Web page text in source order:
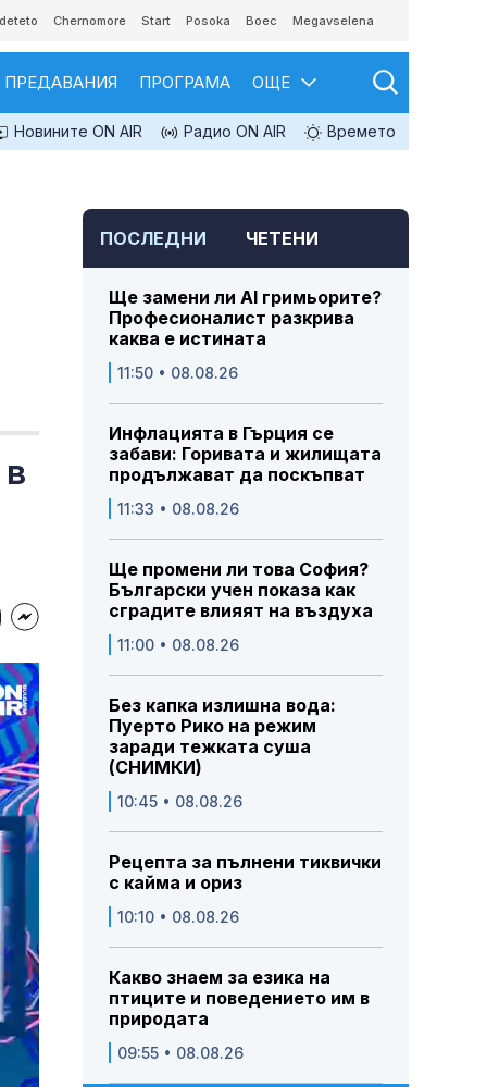
Chernomore Start Posoka Boec Megavselena
ПРЕДАВАНИЯ ПРОГРАМА ОЩЕ
Новините ON AIR Радио ON AIR Времето
ПОСЛЕДНИ ЧЕТЕНИ
Ще замени ли AI гримьорите?
Професионалист разкрива
каква е истината
11:50 • 08.08.26
Инфлацията в Гърция се
забави: Горивата и жилищата
продължават да поскъпват
11:33 • 08.08.26
Ще промени ли това София?
Български учен показа как
сградите влияят на въздуха
11:00 • 08.08.26
Без капка излишна вода:
Пуерто Рико на режим
заради тежката суша
(СНИМКИ)
10:45 • 08.08.26
Рецепта за пълнени тиквички
с кайма и ориз
10:10 • 08.08.26
Какво знаем за езика на
птиците и поведението им в
природата
09:55 • 08.08.26